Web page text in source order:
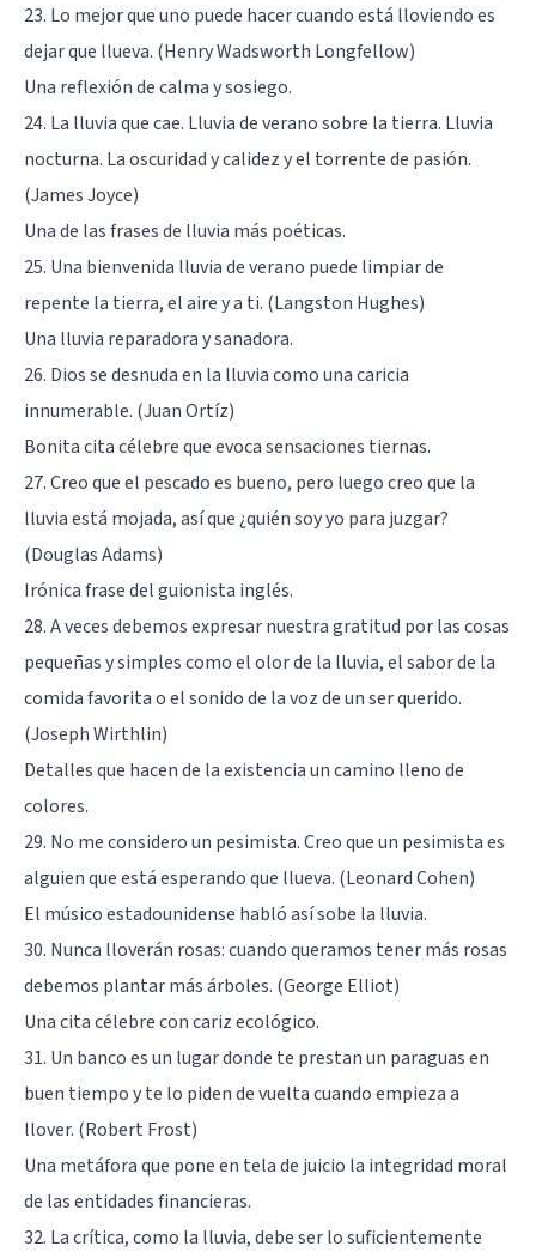
23. Lo mejor que uno puede hacer cuando está lloviendo es
dejar que llueva. (Henry Wadsworth Longfellow)
Una reflexión de calma y sosiego.
24. La lluvia que cae. Lluvia de verano sobre la tierra. Lluvia
nocturna. La oscuridad y calidez y el torrente de pasión.
(James Joyce)
Una de las frases de lluvia más poéticas.
25. Una bienvenida lluvia de verano puede limpiar de
repente la tierra, el aire y a ti. (Langston Hughes)
Una lluvia reparadora y sanadora.
26. Dios se desnuda en la lluvia como una caricia
innumerable. (Juan Ortíz)
Bonita cita célebre que evoca sensaciones tiernas.
27. Creo que el pescado es bueno, pero luego creo que la
lluvia está mojada, así que ¿quién soy yo para juzgar?
(Douglas Adams)
Irónica frase del guionista inglés.
28. A veces debemos expresar nuestra gratitud por las cosas
pequeñas y simples como el olor de la lluvia, el sabor de la
comida favorita o el sonido de la voz de un ser querido.
(Joseph Wirthlin)
Detalles que hacen de la existencia un camino lleno de
colores.
29. No me considero un pesimista. Creo que un pesimista es
alguien que está esperando que llueva. (Leonard Cohen)
El músico estadounidense habló así sobe la lluvia.
30. Nunca lloverán rosas: cuando queramos tener más rosas
debemos plantar más árboles. (George Elliot)
Una cita célebre con cariz ecológico.
31. Un banco es un lugar donde te prestan un paraguas en
buen tiempo y te lo piden de vuelta cuando empieza a
llover. (Robert Frost)
Una metáfora que pone en tela de juicio la integridad moral
de las entidades financieras.
32. La crítica, como la lluvia, debe ser lo suficientemente